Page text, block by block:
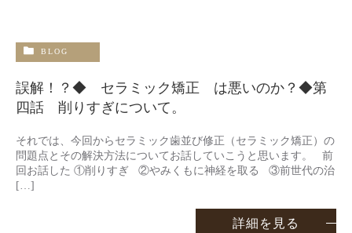
BLOG
誤解！？◆ セラミック矯正 は悪いのか？◆第
四話 削りすぎについて。
それでは、今回からセラミック歯並び修正（セラミック矯正）の
問題点とその解決方法についてお話していこうと思います。 前
回お話した ①削りすぎ ②やみくもに神経を取る ③前世代の治
[…]
詳細を見る